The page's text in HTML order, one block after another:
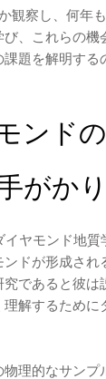
観察し、何年
、これらの機
題を解明する
ンド
がかり
イヤモンド地質
ドが形成され
であると彼
解するために
理的なサン